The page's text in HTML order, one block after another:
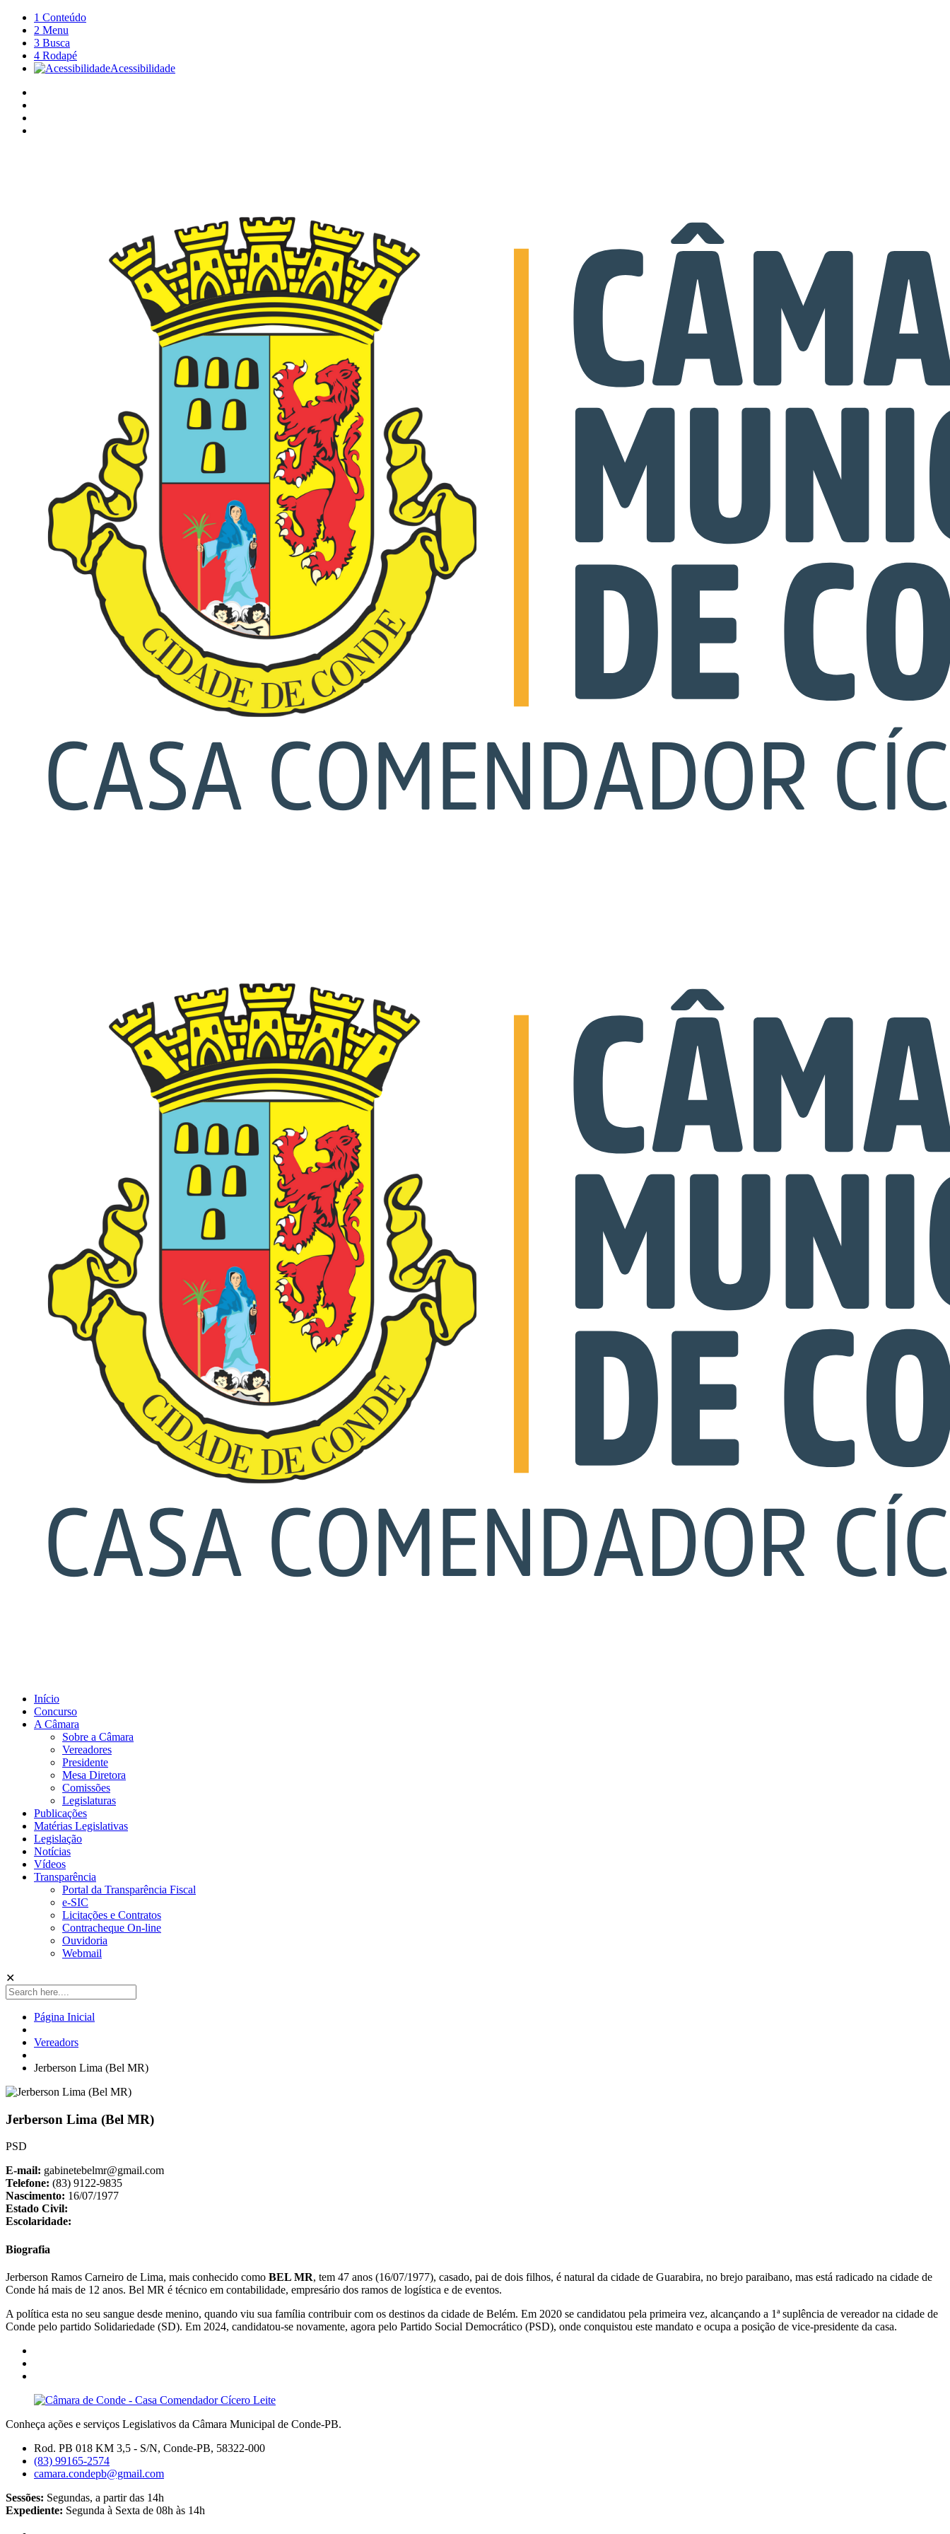
1 Conteúdo
2 Menu
3 Busca
4 Rodapé
Acessibilidade
Início
Concurso
A Câmara
Sobre a Câmara
Vereadores
Presidente
Mesa Diretora
Comissões
Legislaturas
Publicações
Matérias Legislativas
Legislação
Notícias
Vídeos
Transparência
Portal da Transparência Fiscal
e-SIC
Licitações e Contratos
Contracheque On-line
Ouvidoria
Webmail
✕
Página Inicial
Vereadors
Jerberson Lima (Bel MR)
Jerberson Lima (Bel MR)
PSD
E-mail: gabinetebelmr@gmail.com
Telefone: (83) 9122-9835
Nascimento: 16/07/1977
Estado Civil:
Escolaridade:
Biografia
Jerberson Ramos Carneiro de Lima, mais conhecido como BEL MR, tem 47 anos (16/07/1977), casado, pai de dois filhos, é natural da cidade de Guarabira, no brejo paraibano, mas está radicado na cidade de
Conde há mais de 12 anos. Bel MR é técnico em contabilidade, empresário dos ramos de logística e de eventos.
A política esta no seu sangue desde menino, quando viu sua família contribuir com os destinos da cidade de Belém. Em 2020 se candidatou pela primeira vez, alcançando a 1ª suplência de vereador na cidade de
Conde pelo partido Solidariedade (SD). Em 2024, candidatou-se novamente, agora pelo Partido Social Democrático (PSD), onde conquistou este mandato e ocupa a posição de vice-presidente da casa.
Conheça ações e serviços Legislativos da Câmara Municipal de Conde-PB.
Rod. PB 018 KM 3,5 - S/N, Conde-PB, 58322-000
(83) 99165-2574
camara.condepb@gmail.com
Sessões: Segundas, a partir das 14h
Expediente: Segunda à Sexta de 08h às 14h